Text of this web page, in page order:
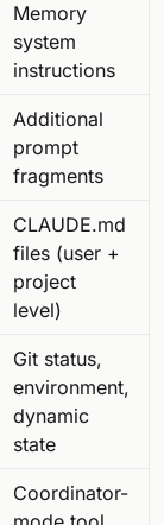
Memory
system
instructions
Additional
prompt
fragments
CLAUDE.md
files (user +
project
level)
Git status,
environment,
dynamic
state
Coordinator-